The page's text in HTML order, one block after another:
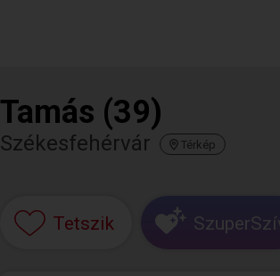
Tamás (39)
Székesfehérvár Térkép
Tetszik